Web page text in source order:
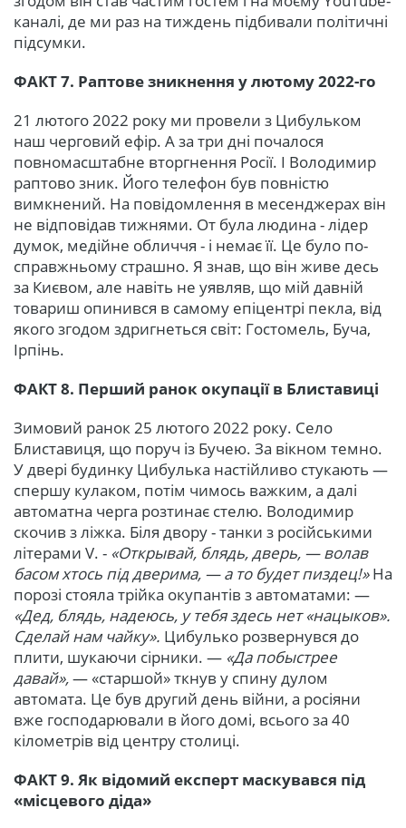
каналі, де ми раз на тиждень підбивали політичні
підсумки.
ФАКТ 7. Раптове зникнення у лютому 2022-го
21 лютого 2022 року ми провели з Цибульком
наш черговий ефір. А за три дні почалося
повномасштабне вторгнення Росії. І Володимир
раптово зник. Його телефон був повністю
вимкнений. На повідомлення в месенджерах він
не відповідав тижнями. От була людина - лідер
думок, медійне обличчя - і немає її. Це було по-
справжньому страшно. Я знав, що він живе десь
за Києвом, але навіть не уявляв, що мій давній
товариш опинився в самому епіцентрі пекла, від
якого згодом здригнеться світ: Гостомель, Буча,
Ірпінь.
ФАКТ 8. Перший ранок окупації в Блиставиці
Зимовий ранок 25 лютого 2022 року. Село
Блиставиця, що поруч із Бучею. За вікном темно.
У двері будинку Цибулька настійливо стукають —
спершу кулаком, потім чимось важким, а далі
автоматна черга розтинає стелю. Володимир
скочив з ліжка. Біля двору - танки з російськими
літерами V. - «Открывай, блядь, дверь, — волав
басом хтось під дверима, — а то будет пиздец!»На
порозі стояла трійка окупантів з автоматами: —
«Дед, блядь, надеюсь, у тебя здесь нет «нацыков».
Сделай нам чайку». Цибулько розвернувся до
плити, шукаючи сірники. — «Да побыстрее
давай»,— «старшой» ткнув у спину дулом
автомата. Це був другий день війни, а росіяни
вже господарювали в його домі, всього за 40
кілометрів від центру столиці.
ФАКТ 9. Як відомий експерт маскувався під
«місцевого діда»